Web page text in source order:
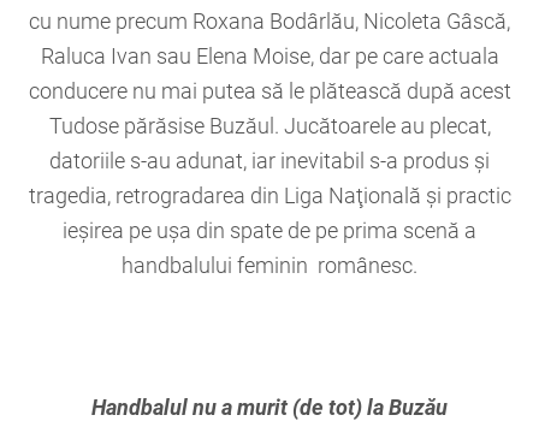
cu nume precum Roxana Bodârlău, Nicoleta Gâscă,
Raluca Ivan sau Elena Moise, dar pe care actuala
conducere nu mai putea să le plătească după acest
Tudose părăsise Buzăul. Jucătoarele au plecat,
datoriile s-au adunat, iar inevitabil s-a produs şi
tragedia, retrogradarea din Liga Naţională şi practic
ieşirea pe uşa din spate de pe prima scenă a
handbalului feminin românesc.
Handbalul nu a murit (de tot) la Buzău